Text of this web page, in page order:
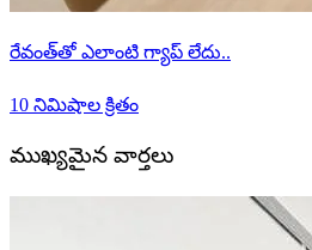
రేవంత్‌తో ఎలాంటి గ్యాప్ లేదు..
10 నిమిషాల క్రితం
ముఖ్యమైన వార్తలు